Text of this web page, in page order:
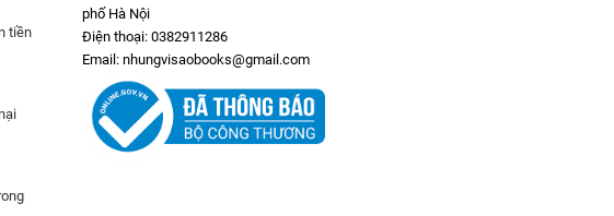
tiền
phố Hà Nội
Điện thoại: 0382911286
Email: nhungvisaobooks@gmail.com